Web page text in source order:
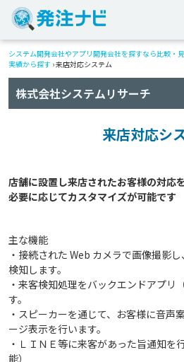
システム開発会社やアプリ開発会社を探すなら比較・
実績から探す ›来店対応システム
株式会社システムリサーチ
来店対応シ
店舗に設置し来店されたお客様の対応
主な機能
・接続された Web カメラで画像撮影
検知します。
・来客検知処理をバックエンドアプリ
す。
・スピーカーを通じて、お客様に音声
ージ表示を行います。
・ＬＩＮＥ等に来客があった旨通知を
能）